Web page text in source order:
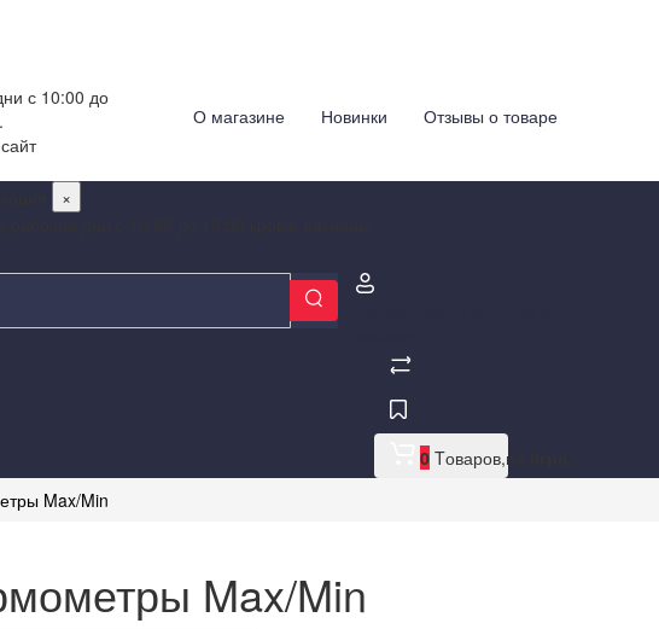
с 10:00 до
О магазине Новинки Отзывы о товаре
×
0 Tоваров,на
Max/Min
Max/Min